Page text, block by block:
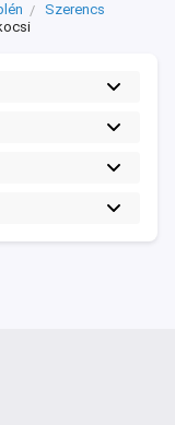
Szerencs